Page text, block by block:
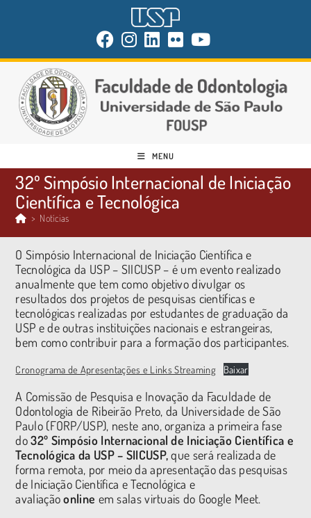
MENU
32º Simpósio Internacional de Iniciação
Científica e Tecnológica
> Notícias
O Simpósio Internacional de Iniciação Científica e
Tecnológica da USP – SIICUSP – é um evento realizado
anualmente que tem como objetivo divulgar os
resultados dos projetos de pesquisas científicas e
tecnológicas realizadas por estudantes de graduação da
USP e de outras instituições nacionais e estrangeiras,
bem como contribuir para a formação dos participantes.
Cronograma de Apresentações e Links Streaming Baixar
A Comissão de Pesquisa e Inovação da Faculdade de
Odontologia de Ribeirão Preto, da Universidade de São
Paulo (FORP/USP), neste ano, organiza a primeira fase
do32º Simpósio Internacional de Iniciação Científica e
Tecnológica da USP – SIICUSP,que será realizada de
forma remota, por meio da apresentação das pesquisas
de Iniciação Científica e Tecnológica e
avaliaçãoonline em salas virtuais do Google Meet.